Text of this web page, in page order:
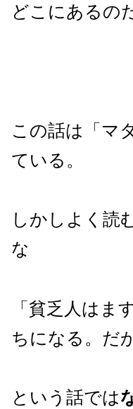
どこにあるの
この話は「マ
ている。
しかしよく読
な
「貧乏人はま
ちになる。だ
という話では